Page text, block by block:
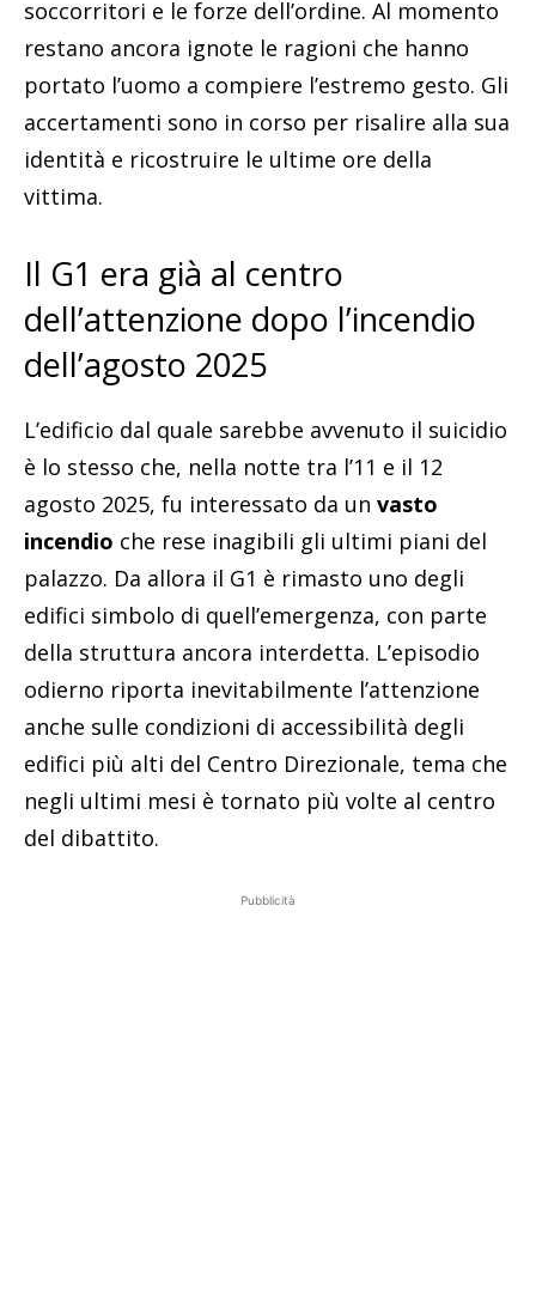
soccorritori e le forze dell’ordine. Al momento
restano ancora ignote le ragioni che hanno
portato l’uomo a compiere l’estremo gesto. Gli
accertamenti sono in corso per risalire alla sua
identità e ricostruire le ultime ore della
vittima.
Il G1 era già al centro
dell’attenzione dopo l’incendio
dell’agosto 2025
L’edificio dal quale sarebbe avvenuto il suicidio
è lo stesso che, nella notte tra l’11 e il 12
agosto 2025, fu interessato da un vasto
incendio che rese inagibili gli ultimi piani del
palazzo. Da allora il G1 è rimasto uno degli
edifici simbolo di quell’emergenza, con parte
della struttura ancora interdetta. L’episodio
odierno riporta inevitabilmente l’attenzione
anche sulle condizioni di accessibilità degli
edifici più alti del Centro Direzionale, tema che
negli ultimi mesi è tornato più volte al centro
del dibattito.
Pubblicità